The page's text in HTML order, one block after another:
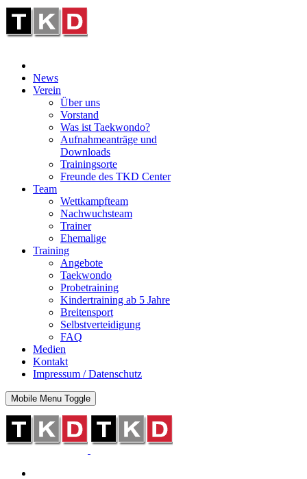
News
Verein
Über uns
Vorstand
Was ist Taekwondo?
Aufnahmeanträge und
Downloads
Trainingsorte
Freunde des TKD Center
Team
Wettkampfteam
Nachwuchsteam
Trainer
Ehemalige
Training
Angebote
Taekwondo
Probetraining
Kindertraining ab 5 Jahre
Breitensport
Selbstverteidigung
FAQ
Medien
Kontakt
Impressum / Datenschutz
Mobile Menu Toggle